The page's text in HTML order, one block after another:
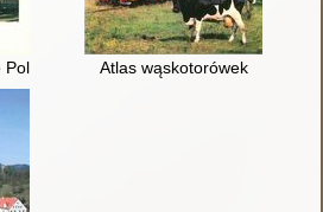
PółnocnejAtlas wąskotorówek